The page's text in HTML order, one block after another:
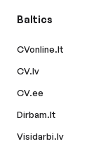
Baltics
CVonline.lt
CV.lv
CV.ee
Dirbam.lt
Visidarbi.lv